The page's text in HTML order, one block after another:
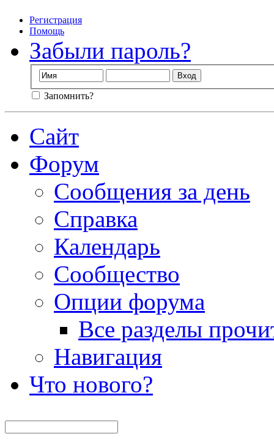
Регистрация
Помощь
Забыли пароль?
Запомнить?
Сайт
Форум
Сообщения за день
Справка
Календарь
Сообщество
Опции форума
Все разделы
Навигация
Что нового?